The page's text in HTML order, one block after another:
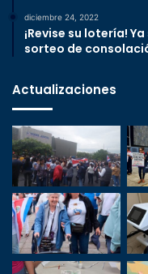
diciembre 24, 2022
¡Revise su lotería!
sorteo de
Actualizaciones